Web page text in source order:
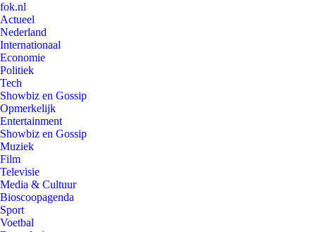
fok.nl
Actueel
Nederland
Internationaal
Economie
Politiek
Tech
Showbiz en Gossip
Opmerkelijk
Entertainment
Showbiz en Gossip
Muziek
Film
Televisie
Media & Cultuur
Bioscoopagenda
Sport
Voetbal